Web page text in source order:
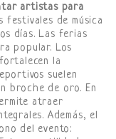
artistas para
festivales de música
días. Las ferias
popular. Los
la
suelen
broche de oro. En
atraer
Además, el
del evento: